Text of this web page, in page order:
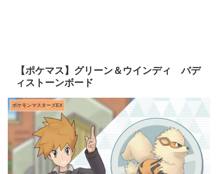
【ポケマス】グリーン＆ウインディ バデ
ィストーンボード
ポケモンマスターズEX